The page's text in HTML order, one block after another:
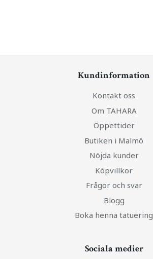
Kundinformation
Kontakt oss
Om TAHARA
Öppettider
Butiken i Malmö
Nöjda kunder
Köpvillkor
Frågor och svar
Blogg
Boka henna tatuering
Sociala medier